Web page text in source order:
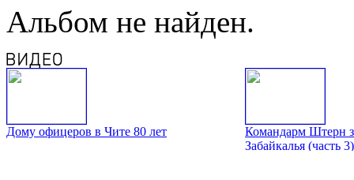
Альбом не найден.
Дому офицеров в Чите 80 лет
Командарм Штерн
Забайкалья (часть 3)